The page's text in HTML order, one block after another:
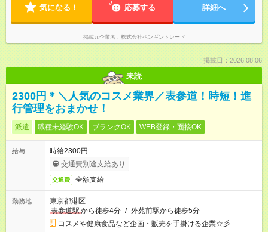
気になる！ 応募する 詳細へ
掲載元企業名 株式会社ペンギントレード
掲載日：2026.08.06
未読
2300円＊＼人気のコスメ業界／表参道！時短！進
行管理をおまかせ！
派遣 職種未経験OK ブランクOK WEB登録・面接OK
給与
時給2300円
交通費別途支給あり
交通費 全額支給
勤務地
東京都港区
表参道駅から徒歩4分 / 外苑前駅から徒歩5分
コスメや健康食品など企画・販売を手掛ける企業☆彡